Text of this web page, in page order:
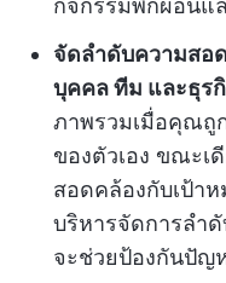
กิจกรรมพักผ่อนแ
จัดลำดับความสอ
บุคคล ทีม และธุร
ภาพรวมเมื่อคุณถู
ของตัวเอง ขณะเ
สอดคล้องกับเป้า
บริหารจัดการลำ
จะช่วยป้องกันปัญ